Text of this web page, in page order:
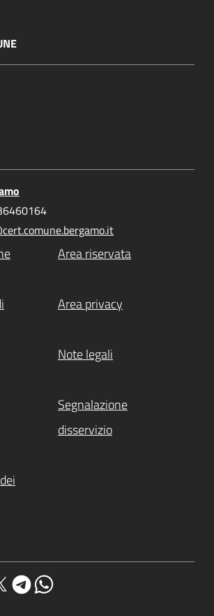
Area riservata
Area privacy
Note legali
Segnalazione
disservizio